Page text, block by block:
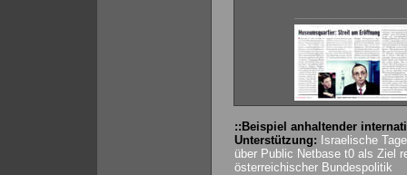
::Beispiel anhaltender
Unterstützung: Israelische
über Public Netbase t0 als Ziel
österreichischer Bundespolitik